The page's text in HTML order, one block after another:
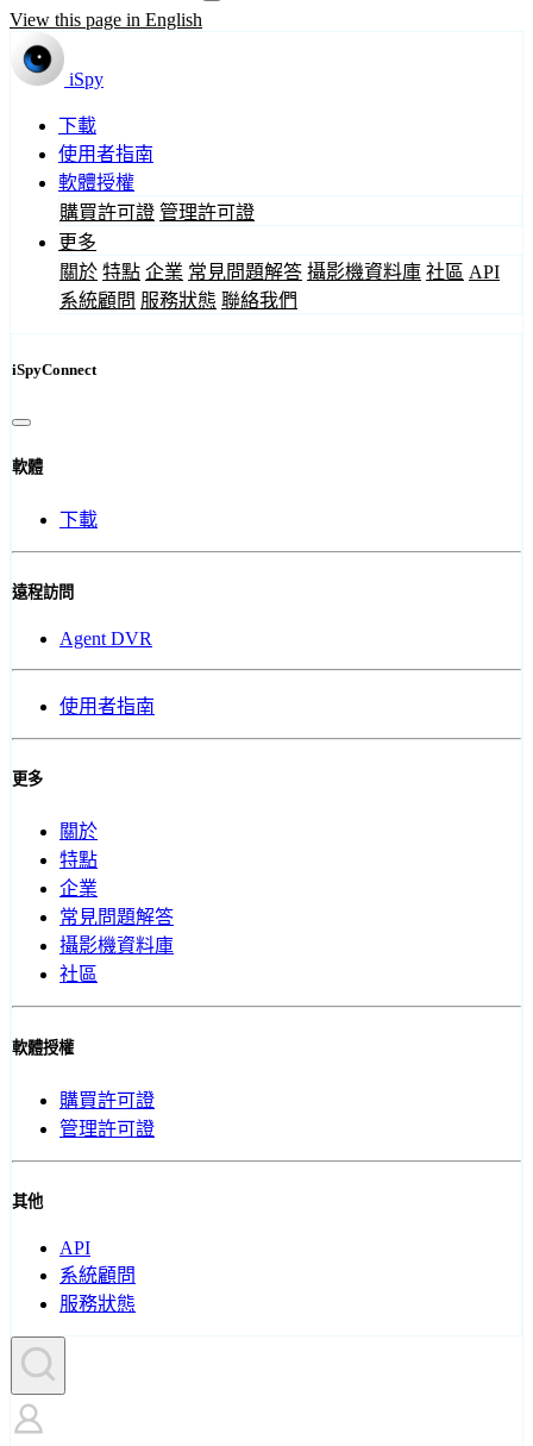
View this page in English
iSpy
下載
使用者指南
軟體授權
購買許可證 管理許可證
更多
關於 特點 企業 常見問題解答 攝影機資料庫 社區 API
系統顧問 服務狀態 聯絡我們
iSpyConnect
軟體
下載
遠程訪問
Agent DVR
使用者指南
更多
關於
特點
企業
常見問題解答
攝影機資料庫
社區
軟體授權
購買許可證
管理許可證
其他
API
系統顧問
服務狀態